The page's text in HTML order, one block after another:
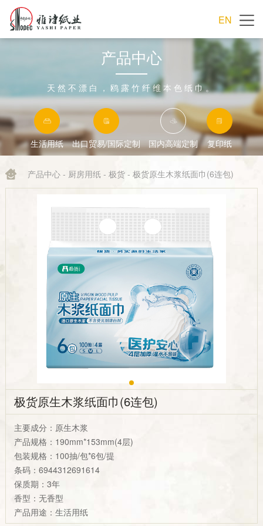
EN
产品中心
天然不漂白，鸥露竹纤维本色纸巾。
生活用纸 出口贸易/国际定制 国内高端定制 复印纸
产品中心- 厨房用纸- 极货- 极货原生木浆纸面巾(6连包)
极货原生木浆纸面巾(6连包)
主要成分：原生木浆
产品规格：190mm*153mm(4层)
包装规格：100抽/包*6包/提
条码：6944312691614
保质期：3年
香型：无香型
产品用途：生活用纸